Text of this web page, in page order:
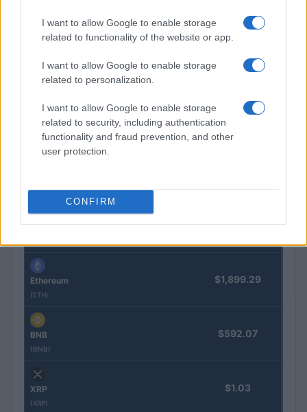
I want to allow Google to enable storage
related to functionality of the website or app.
I want to allow Google to enable storage
related to personalization.
I want to allow Google to enable storage
related to security, including authentication
functionality and fraud prevention, and other
user protection.
CONFIRM
Cómo aplicar un framework minimalista para gestionar
inversiones
COTIZACIONES CRYPTO
Bitcoin $64,276.00
Ethereum
(ETH)
$1,899.29
BNB
(BNB)
$592.07
XRP
(XRP)
$1.03